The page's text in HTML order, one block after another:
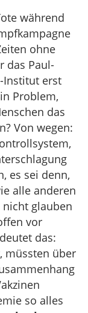
während
ohne
das Paul-
Institut erst
Problem,
das
Von wegen:
es sei denn,
alle anderen
nicht glauben
vor
das:
müssten über
so alles